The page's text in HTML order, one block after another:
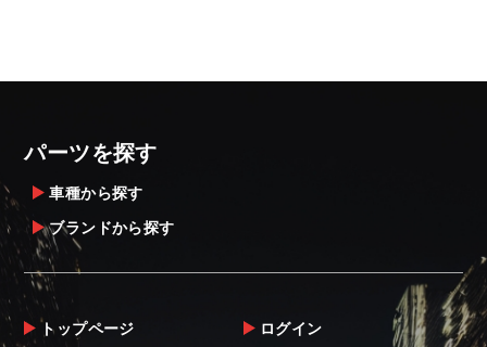
パーツを探す
車種から探す
ブランドから探す
トップページ
ログイン